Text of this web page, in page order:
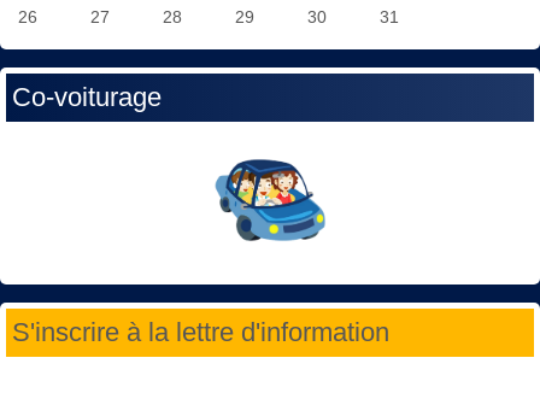
26
27 28 29 30 31
Co-voiturage
S'inscrire à la lettre d'information